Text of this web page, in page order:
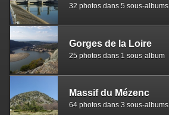
32 photos dans 5 sous-albums
Gorges de la Loire
25 photos dans 1 sous-album
Massif du Mézenc
64 photos dans 3 sous-albums